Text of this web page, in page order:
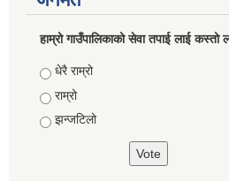
हाम्रो गाउँपालिकाको सेवा तपाई लाई कस्तो
Choices
धेरै राम्रो
राम्रो
झन्जटिलो